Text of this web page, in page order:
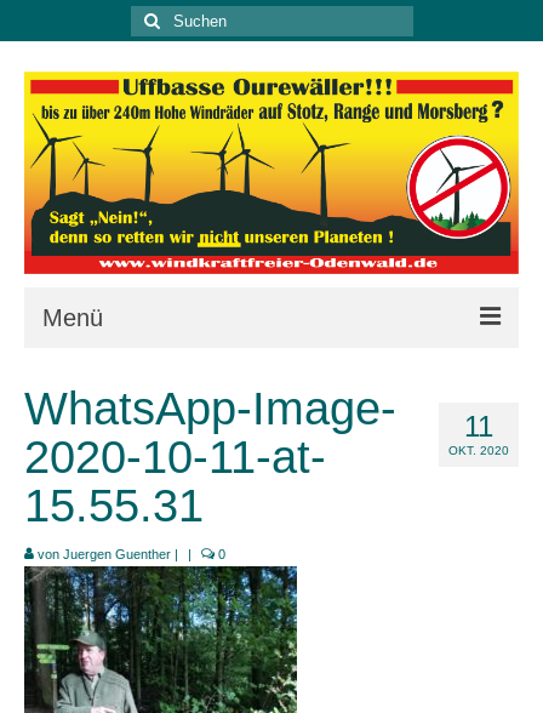
Suche
nach:
Menü
Links
Position
Impressum
11
OKT. 2020
WhatsApp-Image-
2020-10-11-at-
15.55.31
von Juergen Guenther | | 0